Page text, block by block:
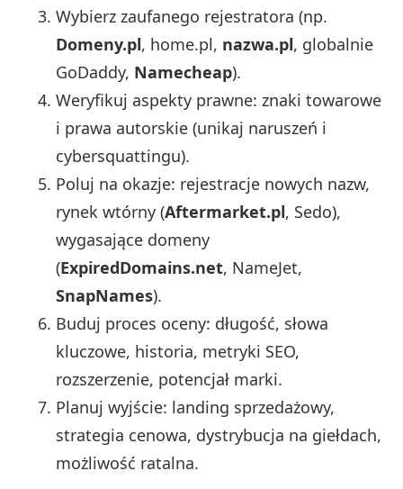
Wybierz zaufanego rejestratora (np.
Domeny.pl, home.pl, nazwa.pl, globalnie
GoDaddy, Namecheap).
Weryfikuj aspekty prawne: znaki towarowe
i prawa autorskie (unikaj naruszeń i
cybersquattingu).
Poluj na okazje: rejestracje nowych nazw,
rynek wtórny (Aftermarket.pl, Sedo),
wygasające domeny
(ExpiredDomains.net, NameJet,
SnapNames).
Buduj proces oceny: długość, słowa
kluczowe, historia, metryki SEO,
rozszerzenie, potencjał marki.
Planuj wyjście: landing sprzedażowy,
strategia cenowa, dystrybucja na giełdach,
możliwość ratalna.